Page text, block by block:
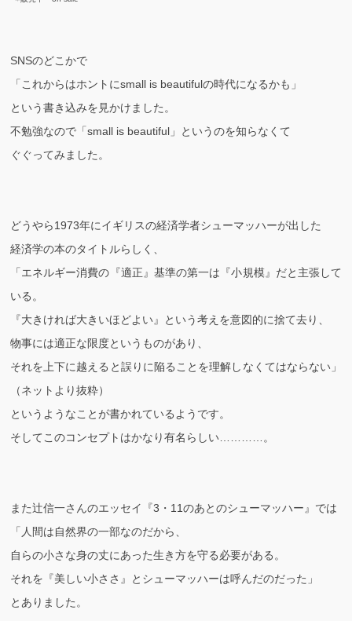
SNSのどこかで
「これからはホントにsmall is beautifulの時代になるかも」
という書き込みを見かけました。
不勉強なので「small is beautiful」というのを知らなくて
ぐぐってみました。
どうやら1973年にイギリスの経済学者シューマッハーが出した
経済学の本のタイトルらしく、
「エネルギー消費の『適正』基準の第一は『小規模』だと主張して
いる。
『大きければ大きいほどよい』という考えを意図的に捨て去り、
物事には適正な限度というものがあり、
それを上下に越えると誤りに陥ることを理解しなくてはならない」
（ネットより抜粋）
というようなことが書かれているようです。
そしてこのコンセプトはかなり有名らしい…………。
また辻信一さんのエッセイ『3・11のあとのシューマッハー』では
「人間は自然界の一部なのだから、
自らの小さな身の丈にあった生き方を守る必要がある。
それを『美しい小ささ』とシューマッハーは呼んだのだった」
とありました。